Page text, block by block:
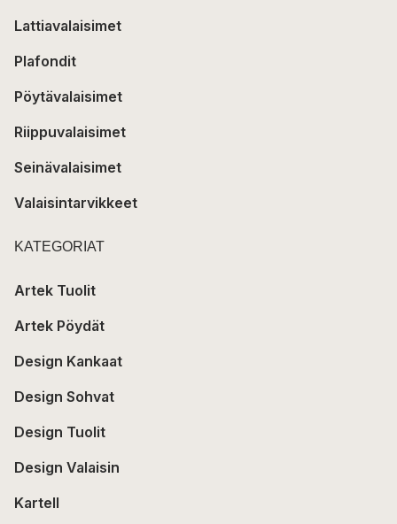
Lattiavalaisimet
Plafondit
Pöytävalaisimet
Riippuvalaisimet
Seinävalaisimet
Valaisintarvikkeet
KATEGORIAT
Artek Tuolit
Artek Pöydät
Design Kankaat
Design Sohvat
Design Tuolit
Design Valaisin
Kartell